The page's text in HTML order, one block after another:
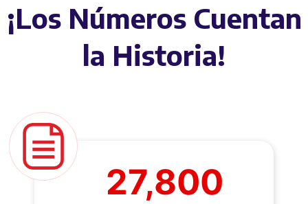
¡Los Números Cuentan
la Historia!
27,800